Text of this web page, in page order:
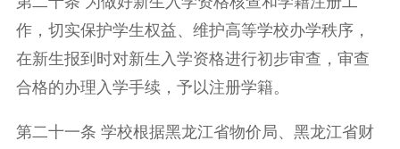
作，切实保护学生权益、维护高等学校办学秩序，
在新生报到时对新生入学资格进行初步审查，审查
合格的办理入学手续，予以注册学籍。
第二十一条 学校根据黑龙江省物价局、黑龙江省财